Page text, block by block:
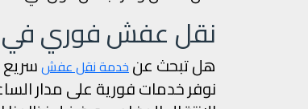
نقل عفش فوري في
هل تبحث عنخدمة نقل عفش
نوفر خدمات فورية على مدار